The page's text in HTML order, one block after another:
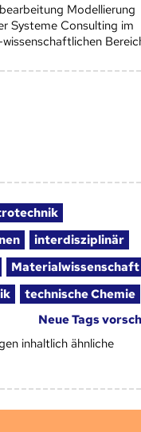
Modellierung
Systeme Consulting im
interdisziplinär
Materialwissenschaft
technische Chemie
Neue Tags
inhaltlich ähnliche